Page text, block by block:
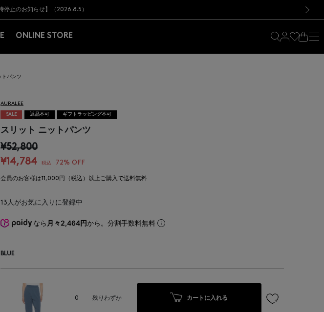
込）以上のお買上げで常時送料無料！お買い物の際は会員登録を！
のお知らせ】(2026.8.7)
休業に関するお知らせ】（2026.8.7）
停止のお知らせ】（2026.8.5）
るお荷物のお届けについて
ご案内・ご注意事項
込）以上のお買上げで常時送料無料！お買い物の際は会員登録を！
のお知らせ】(2026.8.7)
ONLINE STORE
トパンツ
AURALEE
SALE
返品不可 ギフトラッピング不可
スリット ニットパンツ
¥52,800
¥14,784
税込 72% OFF
会員のお客様は11,000円（税込）以上ご購入で送料無料
13人がお気に入りに登録中
なら 月々2,464円から。分割手数料無料
BLUE
0 残りわずか カートに入れる